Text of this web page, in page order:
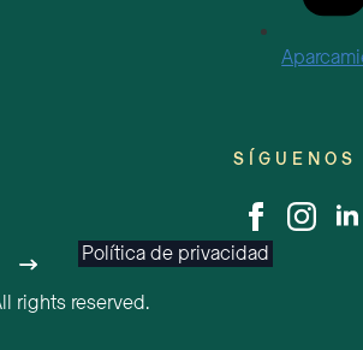
SÍGUENOS
Política de privacidad
rights reserved.